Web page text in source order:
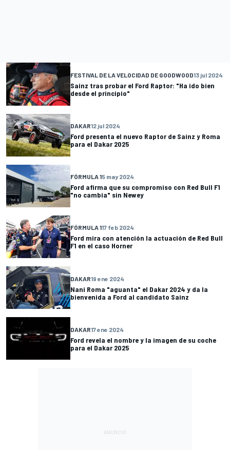
FESTIVAL DE LA VELOCIDAD DE GOODWOOD13 jul 2024
Sainz tras probar el Ford Raptor: "Ha ido bien
desde el principio"
DAKAR12 jul 2024
Ford presenta el nuevo Raptor de Sainz y Roma
para el Dakar 2025
FÓRMULA 15 may 2024
Ford afirma que su compromiso con Red Bull F1
"no cambia" sin Newey
FÓRMULA 117 feb 2024
Ford mira con atención la actuación de Red Bull
F1 en el caso Horner
DAKAR19 ene 2024
Nani Roma "aguanta" el Dakar 2024 y da la
bienvenida a Ford al candidato Sainz
DAKAR17 ene 2024
Ford revela el nombre y la imagen de su coche
para el Dakar 2025